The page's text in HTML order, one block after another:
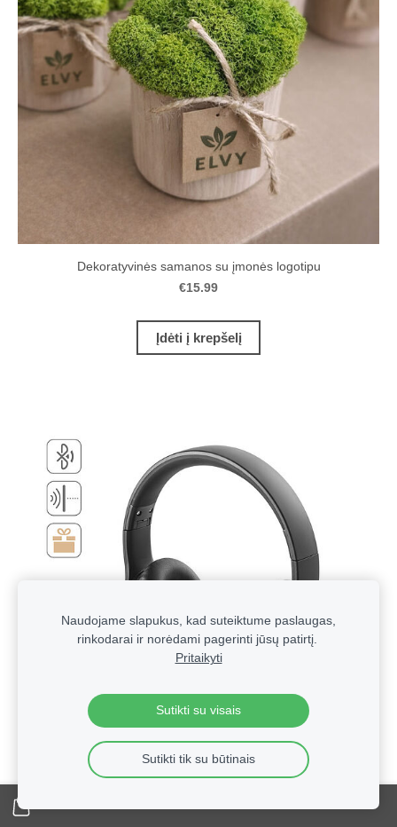
Dekoratyvinės samanos su įmonės logotipu
€15.99
Įdėti į krepšelį
Technologinės verslo dovanos su logotipu | Reklaminė
Naudojame slapukus, kad suteiktume paslaugas,
rinkodarai ir norėdami pagerinti jūsų patirtį.
Pritaikyti
Sutikti su visais
Sutikti tik su būtinais